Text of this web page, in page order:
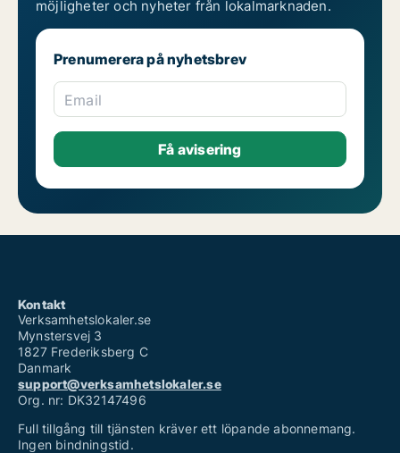
möjligheter och nyheter från lokalmarknaden.
Prenumerera på nyhetsbrev
Email
Kontakt
Verksamhetslokaler.se
Mynstersvej 3
1827 Frederiksberg C
Danmark
support@verksamhetslokaler.se
Org. nr: DK32147496
Full tillgång till tjänsten kräver ett löpande abonnemang.
Ingen bindningstid.